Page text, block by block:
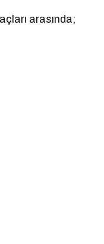
arasında;